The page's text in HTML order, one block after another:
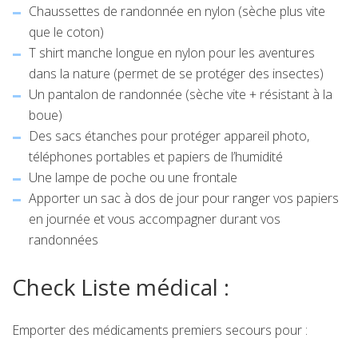
Chaussettes de randonnée en nylon (sèche plus vite
que le coton)
T shirt manche longue en nylon pour les aventures
dans la nature (permet de se protéger des insectes)
Un pantalon de randonnée (sèche vite + résistant à la
boue)
Des sacs étanches pour protéger appareil photo,
téléphones portables et papiers de l’humidité
Une lampe de poche ou une frontale
Apporter un sac à dos de jour pour ranger vos papiers
en journée et vous accompagner durant vos
randonnées
Check Liste médical :
Emporter des médicaments premiers secours pour :